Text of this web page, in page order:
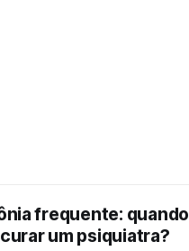
frequente: quando
um psiquiatra?